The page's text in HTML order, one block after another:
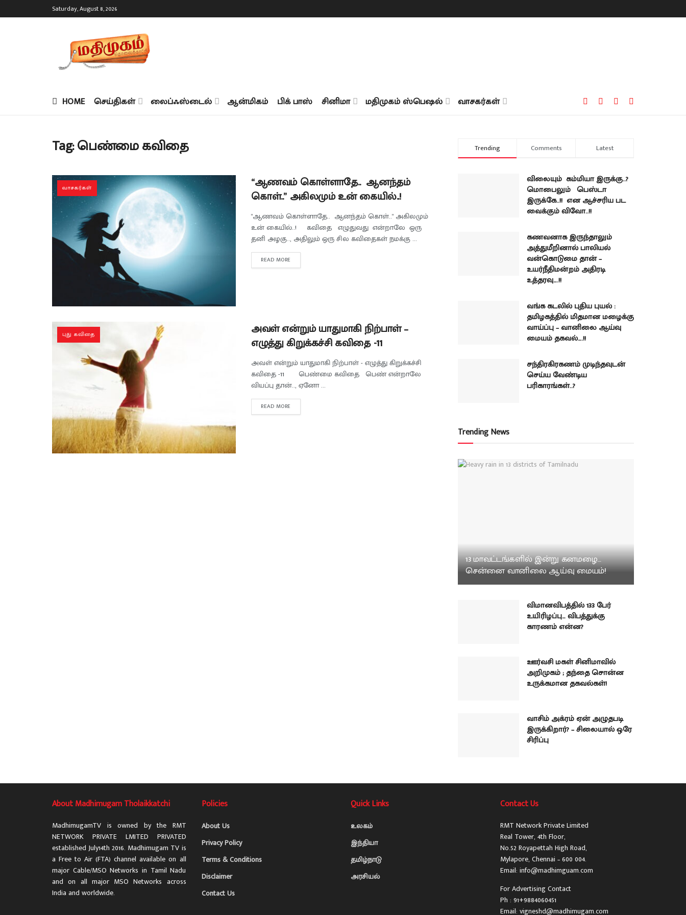
Saturday, August 8, 2026
HOME செய்திகள் லைப்ஃஸ்டைல் ஆன்மிகம் பிக் பாஸ் சினிமா மதிமுகம் ஸ்பெஷல் வாசகர்கள்
Tag:பெண்மை கவிதை
வாசகர்கள்
“ஆணவம் கொள்ளாதே.. ஆனந்தம்
கொள்..” அகிலமும் உன் கையில்..!
"ஆணவம் கொள்ளாதே.. ஆனந்தம் கொள்.." அகிலமும்
உன் கையில்..! கவிதை எழுதுவது என்றாலே ஒரு
தனி அழகு.., அதிலும் ஒரு சில கவிதைகள் நமக்கு ...
READ MORE
புது கவிதை
அவள் என்றும் யாதுமாகி நிற்பாள் –
எழுத்து கிறுக்கச்சி கவிதை -11
அவள் என்றும் யாதுமாகி நிற்பாள் - எழுத்து கிறுக்கச்சி
கவிதை -11 பெண்மை கவிதை பெண் என்றாலே
வியப்பு தான்.., ஏனோ ...
READ MORE
Trending Comments Latest
விலையும் கம்மியா இருக்கு..?
மொபைலும் பெஸ்டா
இருக்கே..!! என ஆச்சரிய பட
வைக்கும் விவோ..!!
கணவனாக இருந்தாலும்
அத்துமீறினால் பாலியல்
வன்கொடுமை தான் –
உயர்நீதிமன்றம் அதிரடி
உத்தரவு….!!
வங்க கடலில் புதிய புயல் :
தமிழகத்தில் மிதமான மழைக்கு
வாய்ப்பு – வானிலை ஆய்வு
மையம் தகவல்….!!
சந்திரகிரகணம் முடிந்தவுடன்
செய்ய வேண்டிய
பரிகாரங்கள்..?
Trending News
13 மாவட்டங்களில் இன்று கனமழை…
சென்னை வானிலை ஆய்வு மையம்!
விமானவிபத்தில் 133 பேர்
உயிரிழப்பு… விபத்துக்கு
காரணம் என்ன?
ஊர்வசி மகள் சினிமாவில்
அறிமுகம் ; தந்தை சொன்ன
உருக்கமான தகவல்கள்!
வாசிம் அக்ரம் ஏன் அழுதபடி
இருக்கிறார்? – சிலையால் ஒரே
சிரிப்பு
About Madhimugam Tholaikkatchi
MadhimugamTV is owned by the RMT
NETWORK PRIVATE LMITED PRIVATED
established July14th 2016. Madhimugam TV is
a Free to Air (FTA) channel available on all
major Cable/MSO Networks in Tamil Nadu
and on all major MSO Networks across
India and worldwide.
Policies
About Us
Privacy Policy
Terms & Conditions
Disclaimer
Contact Us
Quick Links
உலகம்
இந்தியா
தமிழ்நாடு
அரசியல்
Contact Us
RMT Network Private Limited
Real Tower, 4th Floor,
No.52 Royapettah High Road,
Mylapore, Chennai – 600 004.
Email: info@madhimguam.com
For Advertising Contact
Ph : 91+9884060451
Email: vigneshd@madhimugam.com